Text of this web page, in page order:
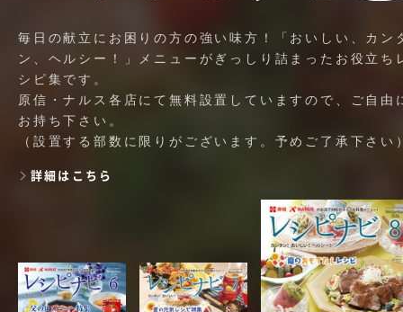
毎日の献立にお困りの方の強い味方！「おいしい、カン
ン、ヘルシー！」メニューがぎっしり詰まったお役立ち
シピ集です。
原信・ナルス各店にて無料設置していますので、ご自由
お持ち下さい。
（設置する部数に限りがございます。予めご了承下さい
詳細はこちら